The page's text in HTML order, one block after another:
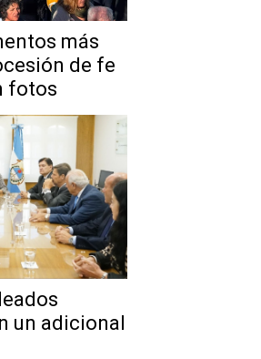
más
de fe
fotos
un adicional